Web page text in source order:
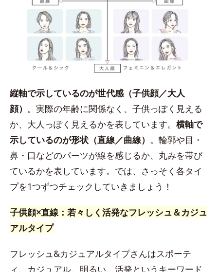
縦軸で示しているのが世代感（子供顔／大人
顔） 。実際の年齢に関係なく、子供っぽく見える
か、大人っぽく見えるかを表しています。 横軸で
示しているのが形状（直線／曲線） 。輪郭や目・
鼻・口などのパーツが線を感じるか、丸みを帯び
ているかを表しています。では、さっそく各タイ
プを1つずつチェックしていきましょう！
子供顔×直線：若々しく活発なフレッシュ＆カジュ
アルタイプ
フレッシュ&カジュアルタイプさんはスポーテ
ィ、カジュアル、明るい、活発というキーワード